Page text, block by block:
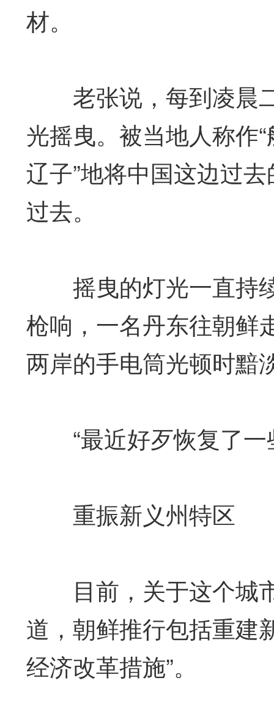
材。
老张说，每到凌晨
光摇曳。被当地人称作
辽子”地将中国这边过
过去。
摇曳的灯光一直持
枪响，一名丹东往朝鲜
两岸的手电筒光顿时黯
“最近好歹恢复了一
重振新义州特区
目前，关于这个城
道，朝鲜推行包括重建
经济改革措施”。